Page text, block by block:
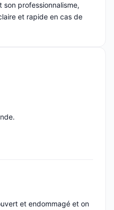
professionnalisme,
et rapide en cas de
et endommagé et on